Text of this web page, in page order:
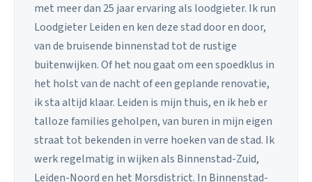
met meer dan 25 jaar ervaring als loodgieter. Ik run
Loodgieter Leiden en ken deze stad door en door,
van de bruisende binnenstad tot de rustige
buitenwijken. Of het nou gaat om een spoedklus in
het holst van de nacht of een geplande renovatie,
ik sta altijd klaar. Leiden is mijn thuis, en ik heb er
talloze families geholpen, van buren in mijn eigen
straat tot bekenden in verre hoeken van de stad. Ik
werk regelmatig in wijken als Binnenstad-Zuid,
Leiden-Noord en het Morsdistrict. In Binnenstad-